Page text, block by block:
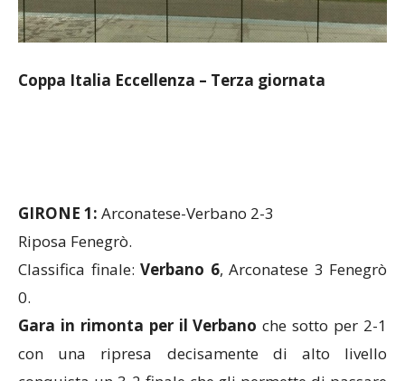
Coppa Italia Eccellenza – Terza giornata
Riposa Fenegrò.
Classifica finale:
0.
Gara in rimonta per il Verbano
con una ripresa decisamente di alto livello
conquista un 3-2 finale che gli permette di passare